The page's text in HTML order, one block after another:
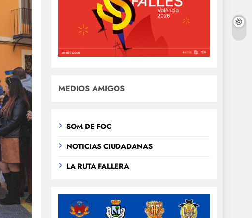
MEDIOS AMIGOS
SOM DE FOC
NOTICIAS CIUDADANAS
LA RUTA FALLERA